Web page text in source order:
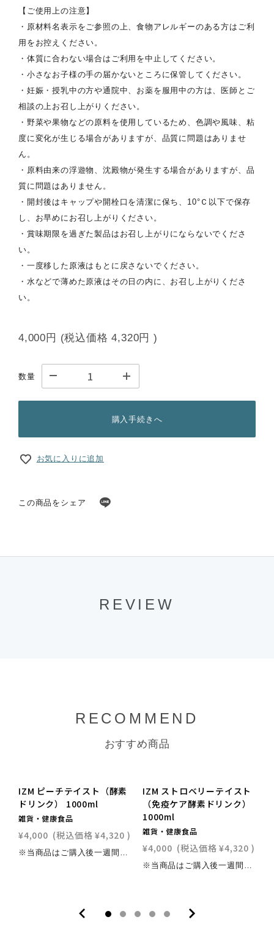
【ご使用上の注意】
・原材料名表示をご参照の上、食物アレルギーのある方はご利
用をお控えください。
・体質に合わない場合はご利用を中止してください。
・小さなお子様の手の届かないところに保管してください。
・妊娠・授乳中の方や通院中、お薬を服用中の方は、医師とご
相談の上お召し上がりください。
・野菜や果物などの原料を使用しているため、色調や風味、粘
度に変化が生じる場合がありますが、品質に問題はありませ
ん。
・原料由来の浮遊物、沈殿物が発生する場合がありますが、品
質に問題はありません。
・開封後はキャップや開栓口を清潔に保ち、10°Ｃ以下で保存
し、お早めにお召し上がりください。
・賞味期限を過ぎた製品はお召し上がりにならないでくださ
い。
・一度移した原液はもとに戻さないでください。
・水などで薄めた原液はその日の内に、お召し上がりくださ
い。
4,000円 (税込価格4,320円 )
数量
購入手続きへ
お気に入りに追加
この商品をシェア
REVIEW
RECOMMEND
おすすめ商品
NEW
IZM ピーチテイスト（酵素
ドリンク） 1000ml
雑貨・健康食品
¥4,000 (税込価格 ¥4,320 )
※当商品はご購入後一週間程度でのお届けとなります。【商品特徴】瀬戸内産の素材にこだわり、無農薬で育てた野菜や果物75種類を3年半発酵させた、植物発酵エキス配合ピーチ味のおいしい酵素ドリンクです。女性に評判のコラーゲン・ヒアルロン酸・プラセンタ配合。エネルギー生成にビタミン各種、配合。大人から子供まで続けやすい酵素ドリンクです。腸活にもおすすめ！【お召し上がり方】1日あたり40ml~80mlを目安に、水、白湯（40℃目安）炭酸水等で5倍程度に薄めてお召し上がりください。【商品情報】・原材料名：イソマルトオリゴ糖、リンゴ酢、高果糖液糖、植物発酵エキス（黒糖、キャベツ、イチゴ、その他）、ピーチ果汁、フィッシュコラーゲンぺプチド、アサイーエキス、豚プラセンタエキス（酸味料、カラメル色素、香料、甘味料、ステビア、アセスファムK、スクラロース）、ヒアルロン酸、ビタミンC、ビタミンB1、ビタミンB2、ビタミンB6、ビタミンB12、（一部にキウイフルーツ、大豆、豚、もも、リンゴ、ゼラチンを含む）・原産生産国：日本・内容量：1,000ml・1本の目安量：約25杯・消費期限：製造より3年（商品上部シール部に記載）・保存方法：高温多湿及び直射日光を避けて冷暗所に保存ください。開栓後は、要冷蔵で保存ください。【栄養成分表示】（原液40mlあたり） エネルギー：34Kcal、たんぱく質：0g、脂質：0g、炭水化物：8.4g、食塩相当量：0.19g【ご使用上の注意】・原材料名表示をご参照の上、食物アレルギーのある方はご利用をお控えください。・体質に合わない場合はご利用を中止してください。・小さなお子様の手の届かないところに保管してください。・妊娠・授乳中の方や通院中、お薬を服用中の方は、医師とご相談の上お召し上がりください。・野菜や果物などの原料を使用しているため、色調や風味、粘度に変化が生じる場合がありますが、品質に問題はありません。・原料由来の浮遊物、沈殿物が発生する場合がありますが、品質に問題はありません。・開封後はキャップや開栓口を清潔に保ち、10°Ｃ以下で保存し、お早めにお召し上がりください。・賞味期限を過ぎた製品はお召し上がりにならないでください。・一度移した原液はもとに戻さないでください。・水などで薄めた原液はその日の内に、お召し上がりください。
NEW
IZM ストロベリーテイスト
（免疫ケア酵素ドリンク）
1000ml
雑貨・健康食品
¥4,000 (税込価格 ¥4,320 )
※当商品はご購入後一週間程度でのお届けとなります。【商品特徴】免疫ケアを考えた酵素ドリンク瀬戸内産の素材にこだわり、無農薬で育てた野菜や果物75種類を3年半発酵させた、植物発酵エキス配合ピーチ味のおいしい酵素ドリンクです。コップ1杯（原液40ml）に合計1,000億個の2種類の乳酸菌（EC-12株とnanoECF-M株を各500億個）と各種ビタミンを贅沢に配合しております。さらに、栄養機能食品としてビタミンB1を配合することで、腸内環境の改善や健康維持をより効果的にサポートします。【お召し上がり方】1日あたり40ml~80mlを目安に、水、白湯（40℃目安）炭酸水等で5倍程度に薄めてお召し上がりください。【商品情報】・原材料名：イソマルトオリゴ糖液糖（国内製造）、りんご酢、植物発酵エキス、フラクトオリゴ糖液糖、りんご果汁、いちご果汁、乳酸菌末（殺菌）、フィッシュコラーゲンペプチド、エクソソーム含有プラセンタ・サイタイ・羊膜エキス／酸味料、香料、甘味料（ステビア）、ビタミンB1、ビタミンC、ビタミンB2、ビタミンB6、ビタミンE、ビタミンA、ビタミンB12、（一部にキウイフルーツ・大豆・もも・りんご・ゼラチンを含む）・原産生産国：日本・内容量：1,000ml・1本の目安量：約25杯・消費期限：製造より3年（商品上部シール部に記載）・保存方法：高温多湿及び直射日光を避けて冷暗所に保存ください。開栓後は、要冷蔵で保存ください。【栄養成分表示】（原液40mlあたり） エネルギー：29.6kcal、たんぱく質：0g、脂質：0g、炭水化物：7.3g、食塩相当量：0.08g、ビタミンB1：1.76mg【ご使用上の注意】・原材料名表示をご参照の上、食物アレルギーのある方はご利用をお控えください。・体質に合わない場合はご利用を中止してください。・小さなお子様の手の届かないところに保管してください。・妊娠・授乳中の方や通院中、お薬を服用中の方は、医師とご相談の上お召し上がりください。・野菜や果物などの原料を使用しているため、色調や風味、粘度に変化が生じる場合がありますが、品質に問題はありません。・原料由来の浮遊物、沈殿物が発生する場合がありますが、品質に問題はありません。・開封後はキャップや開栓口を清潔に保ち、10°Ｃ以下で保存し、お早めにお召し上がりください。・賞味期限を過ぎた製品はお召し上がりにならないでください。・一度移した原液はもとに戻さないでください。・水などで薄めた原液はその日の内に、お召し上がりください。